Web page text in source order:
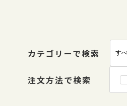
カテゴリーで検索
注文方法で検索